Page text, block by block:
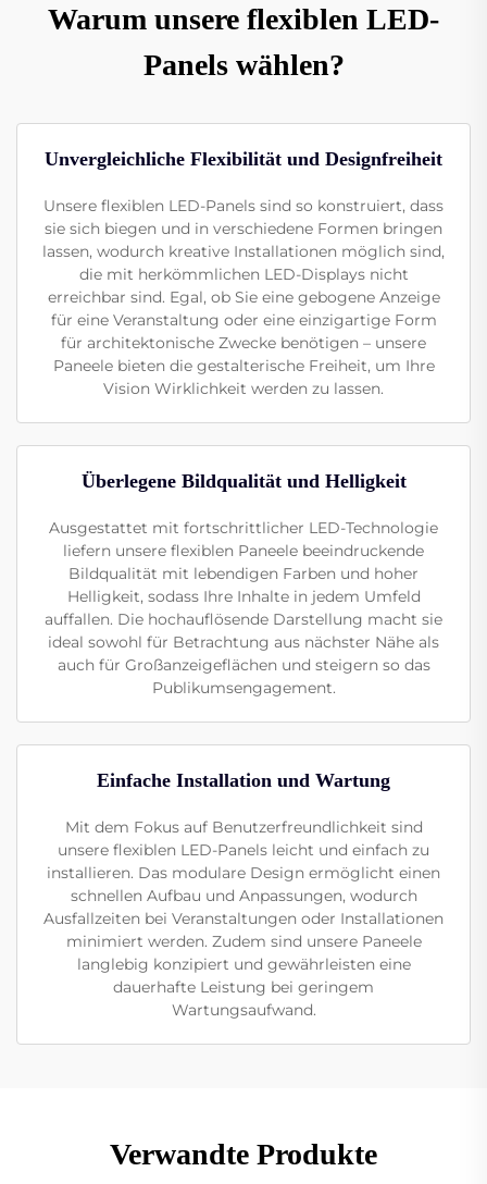
Warum unsere flexiblen LED-
Panels wählen?
Unvergleichliche Flexibilität und Designfreiheit
Unsere flexiblen LED-Panels sind so konstruiert, dass
sie sich biegen und in verschiedene Formen bringen
lassen, wodurch kreative Installationen möglich sind,
die mit herkömmlichen LED-Displays nicht
erreichbar sind. Egal, ob Sie eine gebogene Anzeige
für eine Veranstaltung oder eine einzigartige Form
für architektonische Zwecke benötigen – unsere
Paneele bieten die gestalterische Freiheit, um Ihre
Vision Wirklichkeit werden zu lassen.
Überlegene Bildqualität und Helligkeit
Ausgestattet mit fortschrittlicher LED-Technologie
liefern unsere flexiblen Paneele beeindruckende
Bildqualität mit lebendigen Farben und hoher
Helligkeit, sodass Ihre Inhalte in jedem Umfeld
auffallen. Die hochauflösende Darstellung macht sie
ideal sowohl für Betrachtung aus nächster Nähe als
auch für Großanzeigeflächen und steigern so das
Publikumsengagement.
Einfache Installation und Wartung
Mit dem Fokus auf Benutzerfreundlichkeit sind
unsere flexiblen LED-Panels leicht und einfach zu
installieren. Das modulare Design ermöglicht einen
schnellen Aufbau und Anpassungen, wodurch
Ausfallzeiten bei Veranstaltungen oder Installationen
minimiert werden. Zudem sind unsere Paneele
langlebig konzipiert und gewährleisten eine
dauerhafte Leistung bei geringem
Wartungsaufwand.
Verwandte Produkte